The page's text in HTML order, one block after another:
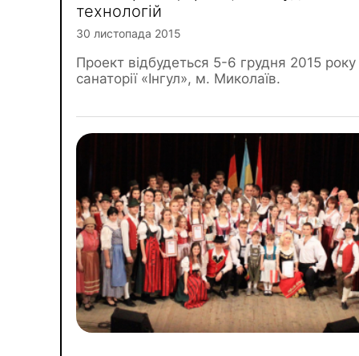
технологій
30 листопада 2015
Проект відбудеться 5-6 грудня 2015 року
санаторії «Інгул», м. Миколаїв.